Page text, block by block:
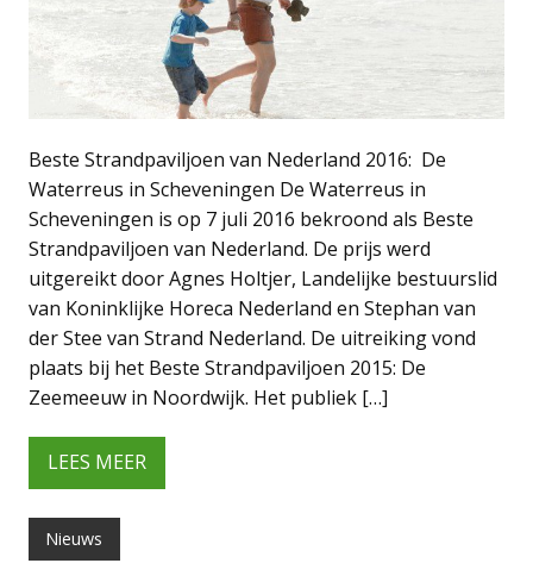
Beste Strandpaviljoen van Nederland 2016: De
Waterreus in Scheveningen De Waterreus in
Scheveningen is op 7 juli 2016 bekroond als Beste
Strandpaviljoen van Nederland. De prijs werd
uitgereikt door Agnes Holtjer, Landelijke bestuurslid
van Koninklijke Horeca Nederland en Stephan van
der Stee van Strand Nederland. De uitreiking vond
plaats bij het Beste Strandpaviljoen 2015: De
Zeemeeuw in Noordwijk. Het publiek […]
LEES MEER
Nieuws